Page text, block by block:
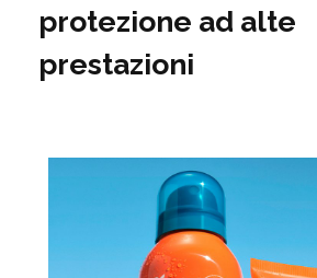
protezione ad alte
prestazioni